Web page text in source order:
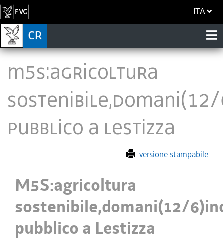
ITA
M5S:agricoltura
pubblico a Lestizza
versione stampabile
M5S:agricoltura
sostenibile,domani(12/
pubblico a Lestizza